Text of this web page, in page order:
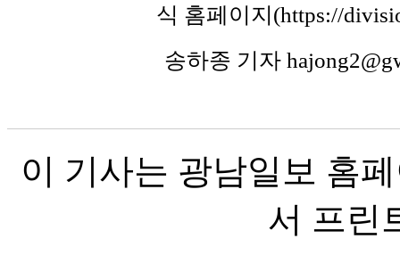
식 홈페이지(https://
송하종 기자
이 기사는 광남일보 홈
서 프린